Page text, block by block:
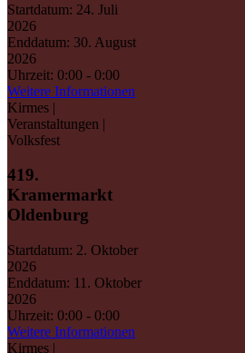
Startdatum: 24. Juli
2026
Enddatum: 30. August
2026
Uhrzeit: 0:00 - 0:00
Weitere Informationen
Kirmes |
Veranstaltungen |
Volksfest
419.
Kramermarkt
Oldenburg
Startdatum: 2. Oktober
2026
Enddatum: 11. Oktober
2026
Uhrzeit: 0:00 - 0:00
Weitere Informationen
Kirmes |